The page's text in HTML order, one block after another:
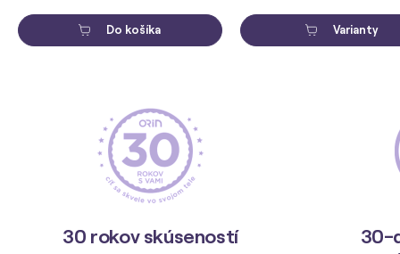
Do košíka Varianty
30 rokov skúseností
30-